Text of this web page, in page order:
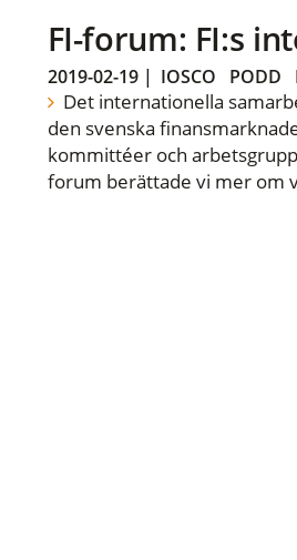
FI-forum: FI:s
2019-02-19| IOSCO PODD
Det internationella
den svenska
kommittéer och
forum berättade vi mer om